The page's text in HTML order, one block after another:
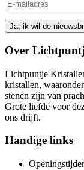
Over
Lichtpuntje
kristallen,
stenen zijn van
Grote liefde voor
ons drijft.
Handige links